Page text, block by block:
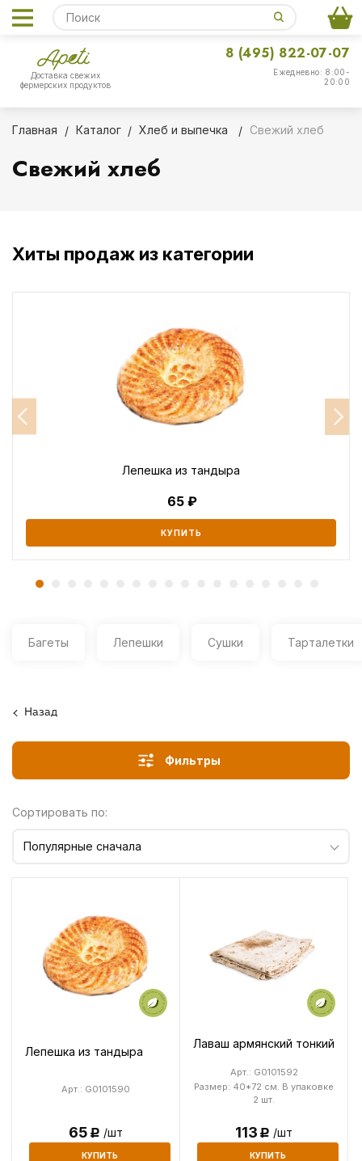
Доставка свежих
фермерских продуктов
Ежедневно: 8:00-
20:00
8 (495) 822-07-07
Главная Каталог Хлеб и выпечка Свежий хлеб
Свежий хлеб
Хиты продаж из категории
Лепешка из тандыра
65
КУПИТЬ
Багеты Лепешки Сушки Тарталетки
Назад
Фильтры
Сортировать по:
Популярные сначала
Лепешка из тандыра
Арт.: G0101590
65Р /шт
КУПИТЬ
Лаваш армянский тонкий
Размер: 40*72 см. В упаковке
2 шт.
Арт.: G0101592
113Р /шт
КУПИТЬ